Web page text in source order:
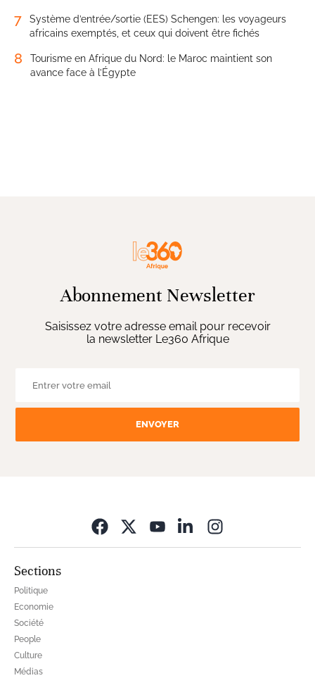
7
Système d’entrée/sortie (EES) Schengen: les voyageurs
africains exemptés, et ceux qui doivent être fichés
8
Tourisme en Afrique du Nord: le Maroc maintient son
avance face à l’Égypte
Abonnement Newsletter
Saisissez votre adresse email pour recevoir
la newsletter Le360 Afrique
ENVOYER
Sections
Politique
Economie
Société
People
Culture
Médias